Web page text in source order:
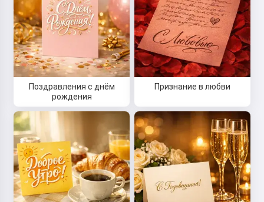
Поздравления с днём
рождения
Признание в любви